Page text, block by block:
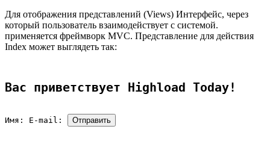
Для отображения представлений (Views) Интерфейс, через
который пользователь взаимодействует с системой.
применяется фреймворк MVC. Представление для действия
Index может выглядеть так:
Вас приветствует Highload Today!
Имя: E-mail: Отправить